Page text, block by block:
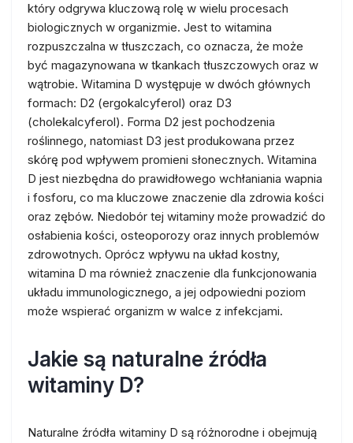
który odgrywa kluczową rolę w wielu procesach
biologicznych w organizmie. Jest to witamina
rozpuszczalna w tłuszczach, co oznacza, że może
być magazynowana w tkankach tłuszczowych oraz w
wątrobie. Witamina D występuje w dwóch głównych
formach: D2 (ergokalcyferol) oraz D3
(cholekalcyferol). Forma D2 jest pochodzenia
roślinnego, natomiast D3 jest produkowana przez
skórę pod wpływem promieni słonecznych. Witamina
D jest niezbędna do prawidłowego wchłaniania wapnia
i fosforu, co ma kluczowe znaczenie dla zdrowia kości
oraz zębów. Niedobór tej witaminy może prowadzić do
osłabienia kości, osteoporozy oraz innych problemów
zdrowotnych. Oprócz wpływu na układ kostny,
witamina D ma również znaczenie dla funkcjonowania
układu immunologicznego, a jej odpowiedni poziom
może wspierać organizm w walce z infekcjami.
Jakie są naturalne źródła
witaminy D?
Naturalne źródła witaminy D są różnorodne i obejmują